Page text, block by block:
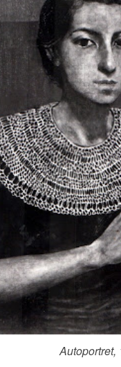
Autoportret,